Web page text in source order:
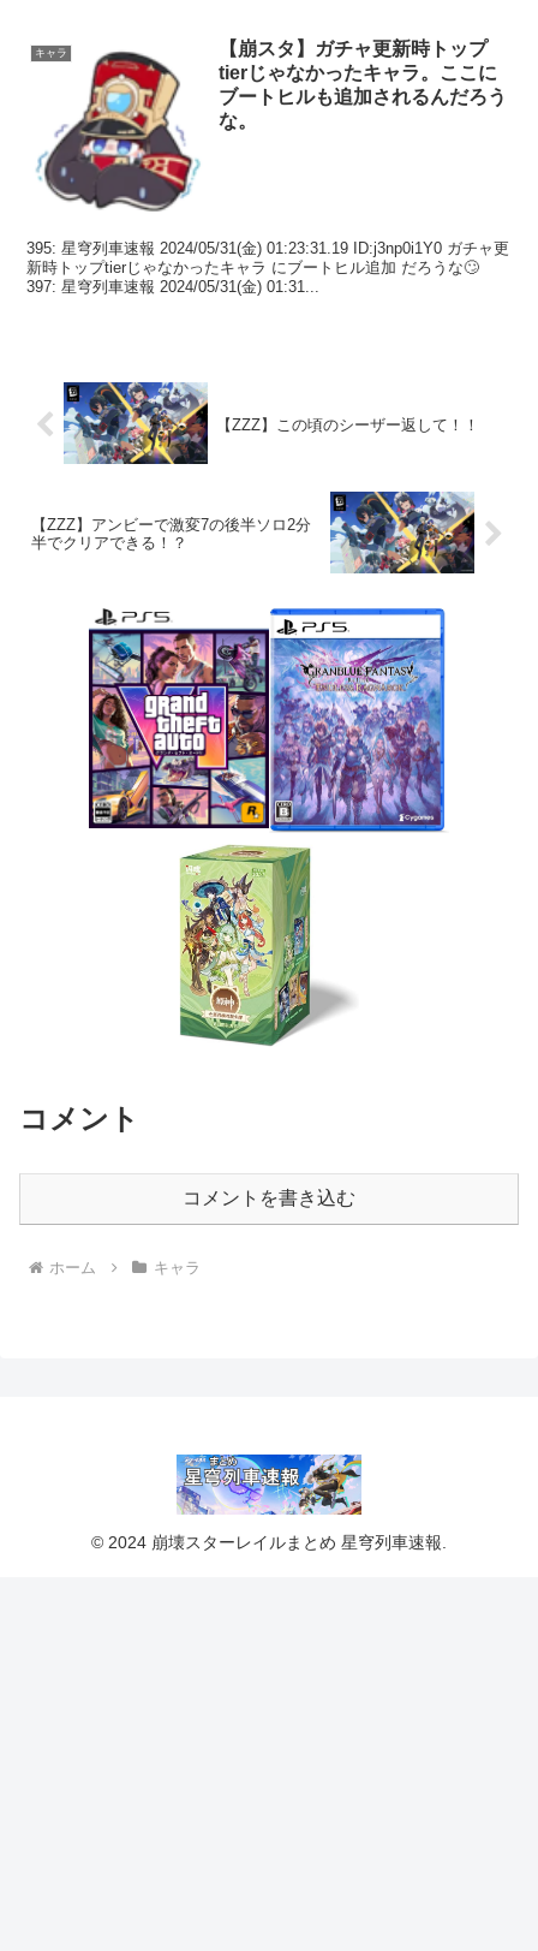
キャラ
【崩スタ】ガチャ更新時トップ
tierじゃなかったキャラ。ここに
ブートヒルも追加されるんだろう
な。
395: 星穹列車速報 2024/05/31(金) 01:23:31.19 ID:j3np0i1Y0 ガチャ更
新時トップtierじゃなかったキャラ にブートヒル追加 だろうな🙄
397: 星穹列車速報 2024/05/31(金) 01:31...
【ZZZ】この頃のシーザー返して！！
【ZZZ】アンビーで激変7の後半ソロ2分
半でクリアできる！？
コメント
コメントを書き込む
ホーム キャラ
© 2024 崩壊スターレイルまとめ 星穹列車速報.